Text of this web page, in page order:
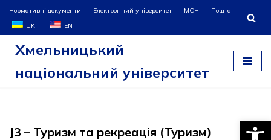
Перейти
до
Нормативні документи Електронний університет МСН
Пошта
UK
EN
Хмельницький
національний університет
J3 – Туризм та рекреація (Туризм)